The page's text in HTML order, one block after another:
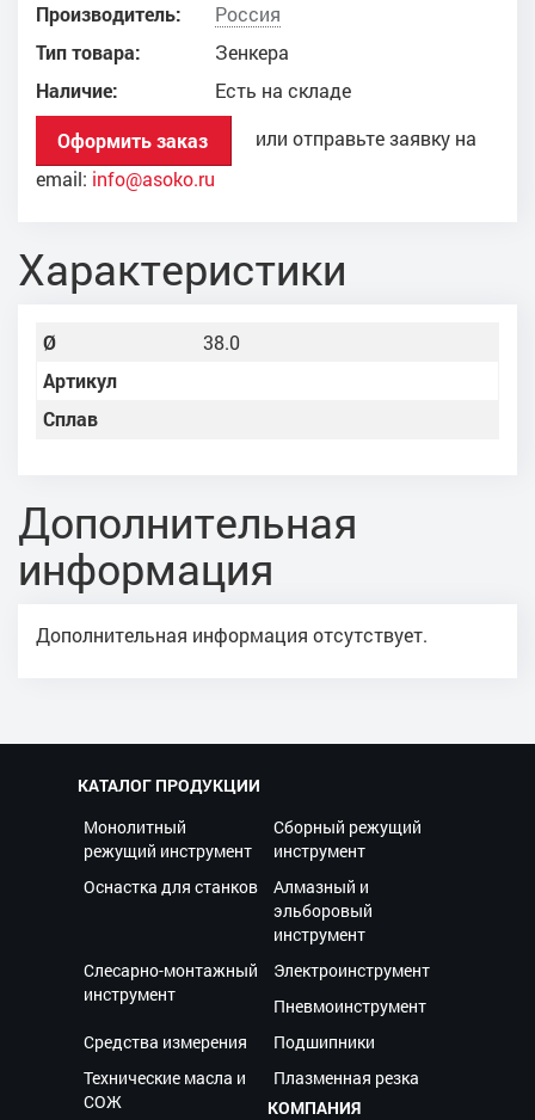
Производитель:
Россия
Тип товара:
Зенкера
Наличие:
Есть на складе
Оформить заказ
или отправьте заявку на
email: info@asoko.ru
Характеристики
Ø
38.0
Артикул
Сплав
Дополнительная
информация
Дополнительная информация отсутствует.
КАТАЛОГ ПРОДУКЦИИ
Монолитный
режущий инструмент
Сборный режущий
инструмент
Оснастка для станков
Алмазный и
эльборовый
инструмент
Слесарно-монтажный
инструмент
Электроинструмент
Пневмоинструмент
Средства измерения
Подшипники
Технические масла и
СОЖ
Плазменная резка
КОМПАНИЯ